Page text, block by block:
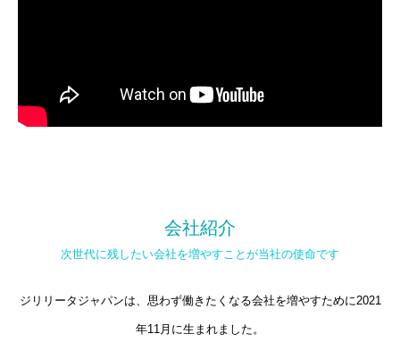
会社紹介
次世代に残したい会社を増やすことが当社の使命です
ジリリータジャパンは、思わず働きたくなる会社を増やすために2021
年11月に生まれました。